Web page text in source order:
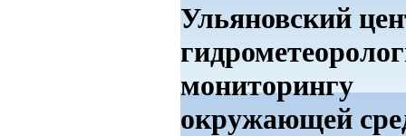
Ульяновский
мониторингу
окружающей